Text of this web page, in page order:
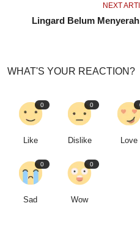
NEXT
Lingard Belum
WHAT'S YOUR REACTION?
0
Like
0
Dislike Love
0
Sad
0
Wow